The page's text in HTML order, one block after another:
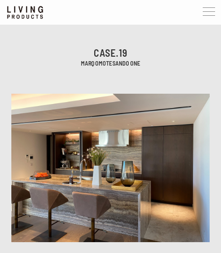
CASE.19
MARQ OMOTESANDO ONE